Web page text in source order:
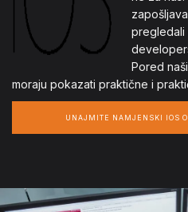
pregledali
Pored
moraju pokazati praktične i
UNAJMITE NAMJENSKI IOS